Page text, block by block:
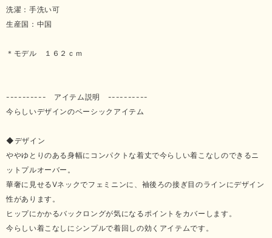
洗濯：手洗い可
生産国：中国
＊モデル １６２ｃｍ
---------- アイテム説明 ----------
今らしいデザインのベーシックアイテム
◆デザイン
ややゆとりのある身幅にコンパクトな着丈で今らしい着こなしのできるニ
ットプルオーバー。
華奢に見せるVネックでフェミニンに、袖後ろの接ぎ目のラインにデザイン
性があります。
ヒップにかかるバックロングが気になるポイントをカバーします。
今らしい着こなしにシンプルで着回しの効くアイテムです。